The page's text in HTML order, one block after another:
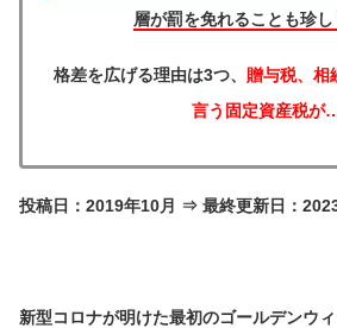
層が罰を免れることも珍し
格差を広げる理由は3つ、 贈与税、相
言う固定資産税が
投稿日：2019年10月 ⇒ 最終更新日：
新型コロナが明けた最初のゴールデンウィ